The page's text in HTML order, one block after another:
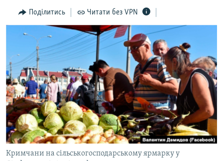
ВСЕ ЗА ДЕНЬ
СПЕЦПРОЕКТИ
ДЕПОРТАЦІЯ
ВІДЕОУРОКИ «ELIFBE»
СВІДЧЕННЯ ОКУПАЦІЇ
УКРАЇНСЬКА ПРОБЛЕМА КРИМУ
ІНФОГРАФІКА
ЯК ОБІЙТИ БЛОКУВАННЯ
Русский
Qırımtatar
ДОЛУЧАЙСЯ!
Поділитись Читати без VPN
Кримчани на сільськогосподарському ярмарку у